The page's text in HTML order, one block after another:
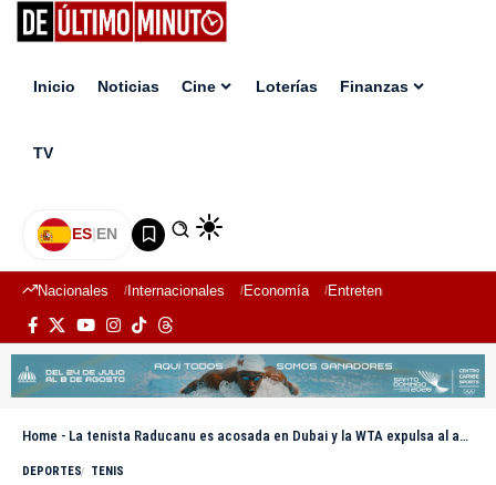
Inicio Noticias Cine Loterías Finanzas
TV
ES|EN
Nacionales Internacionales Economía Entretenimiento
Home - La tenista Raducanu es acosada en Dubai y la WTA expulsa al aficionado de todos sus torneos
DEPORTES TENIS